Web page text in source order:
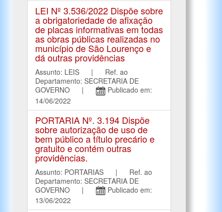
LEI Nº 3.536/2022 Dispõe sobre
a obrigatoriedade de afixação
de placas informativas em todas
as obras públicas realizadas no
município de São Lourenço e
dá outras providências
Assunto: LEIS | Ref. ao
Departamento: SECRETARIA DE
GOVERNO |
Publicado em:
14/06/2022
PORTARIA Nº. 3.194 Dispõe
sobre autorização de uso de
bem público a título precário e
gratuito e contém outras
providências.
Assunto: PORTARIAS | Ref. ao
Departamento: SECRETARIA DE
GOVERNO |
Publicado em:
13/06/2022